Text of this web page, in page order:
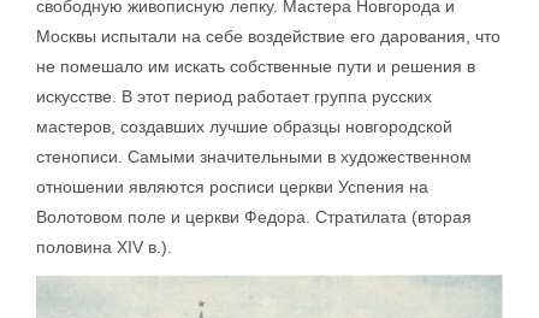
свободную живописную лепку. Мастера Новгорода и
Москвы испытали на себе воздействие его дарования, что
не помешало им искать собственные пути и решения в
искусстве. В этот период работает группа русских
мастеров, создавших лучшие образцы новгородской
стенописи. Самыми значительными в художественном
отношении являются росписи церкви Успения на
Волотовом поле и церкви Федора. Стратилата (вторая
половина XIV в.).